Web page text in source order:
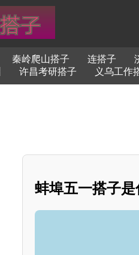
秦岭爬山搭子 连搭子
许昌考研搭子 义乌工作
蚌埠五一搭子是